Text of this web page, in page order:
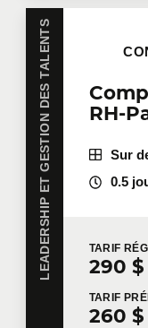
LEADERSHIP ET GESTION DES TALENTS
RH-
Sur
0.5
TARIF
290 $
TARIF
260 $